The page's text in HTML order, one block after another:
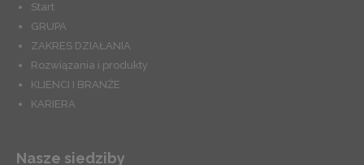
Start
GRUPA
ZAKRES DZIAŁANIA
Rozwiązania i produkty
KLIENCI I BRANŻE
KARIERA
Nasze siedziby